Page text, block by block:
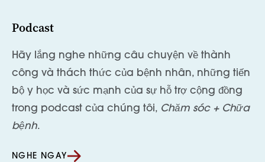
Podcast
Hãy lắng nghe những câu chuyện về thành
công và thách thức của bệnh nhân, những tiến
bộ y học và sức mạnh của sự hỗ trợ cộng đồng
trong podcast của chúng tôi, Chăm sóc + Chữa
bệnh.
NGHE NGAY